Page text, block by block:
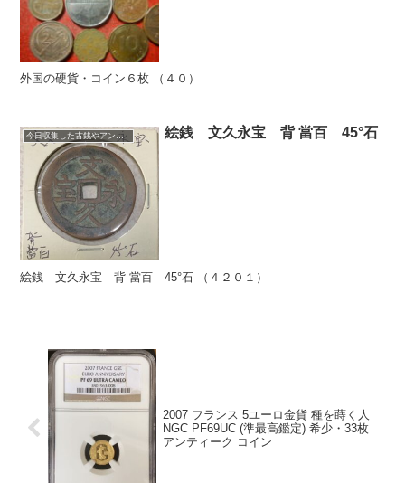
外国の硬貨・コイン６枚 （４０）
今日収集した古銭やアンティークコイン 絵銭 文久永宝 背 當百 45°石
絵銭 文久永宝 背 當百 45°石 （４２０１）
2007 フランス 5ユーロ金貨 種を蒔く人
NGC PF69UC (準最高鑑定) 希少・33枚
アンティーク コイン